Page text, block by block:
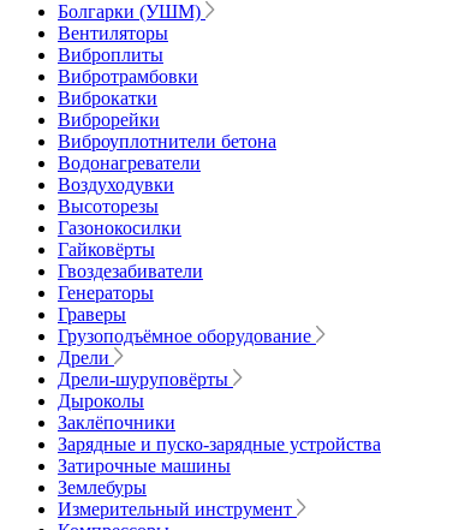
Болгарки (УШМ)
Вентиляторы
Виброплиты
Вибротрамбовки
Виброкатки
Виброрейки
Виброуплотнители бетона
Водонагреватели
Воздуходувки
Высоторезы
Газонокосилки
Гайковёрты
Гвоздезабиватели
Генераторы
Граверы
Грузоподъёмное оборудование
Дрели
Дрели-шуруповёрты
Дыроколы
Заклёпочники
Зарядные и пуско-зарядные устройства
Затирочные машины
Землебуры
Измерительный инструмент